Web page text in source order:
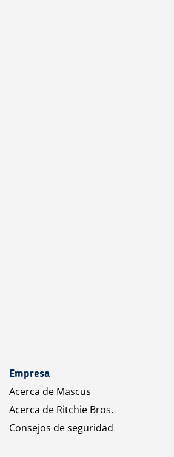
Empresa
Acerca de Mascus
Acerca de Ritchie Bros.
Consejos de seguridad